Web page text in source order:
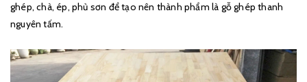
ghép, chà, ép, phủ sơn để tạo nên thành phẩm là gỗ ghép thanh
nguyên tấm.